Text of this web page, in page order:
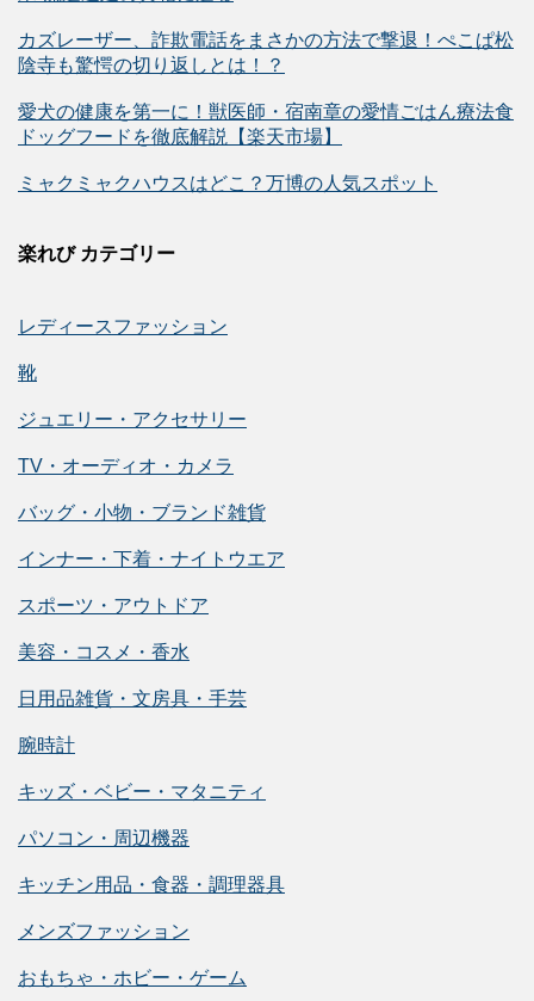
カズレーザー、詐欺電話をまさかの方法で撃退！ぺこぱ松
陰寺も驚愕の切り返しとは！？
愛犬の健康を第一に！獣医師・宿南章の愛情ごはん療法食
ドッグフードを徹底解説【楽天市場】
ミャクミャクハウスはどこ？万博の人気スポット
楽れび カテゴリー
レディースファッション
靴
ジュエリー・アクセサリー
TV・オーディオ・カメラ
バッグ・小物・ブランド雑貨
インナー・下着・ナイトウエア
スポーツ・アウトドア
美容・コスメ・香水
日用品雑貨・文房具・手芸
腕時計
キッズ・ベビー・マタニティ
パソコン・周辺機器
キッチン用品・食器・調理器具
メンズファッション
おもちゃ・ホビー・ゲーム